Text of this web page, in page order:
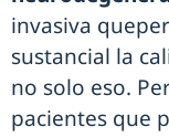
invasiva
sustancial la
no solo eso.
pacientes que